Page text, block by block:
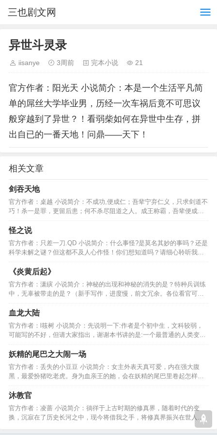
三也剧文网
异世斗灵录
iisanye 3周前 完本小说 21
官方作者：阳光天 小说简介：本是一个生活平凡简
单的屌丝大学毕业男，历经一次车祸后竟不可思议
般穿越到了异世？！看弱柴如何在异世中生存，拼
出自已的一番天地！问鼎——天下！
相关文章
剑吞天地
官方作者：桌越 小说简介：不成功,便成仁；吾辈宁弃仁义，只求剑道不
巧！杀一是罪，更留后患；何不杀尽阻道之人。成王称霸，吾辈便成真
理！以求：剑吞天下。…
怪之说
官方作者：只差一刀.QD 小说简介：什么事怪?是莫名其妙的事吗？还是
科学未解之谜？但这都不及人心作怪！你们想知道吗？请细心聆听我的
故事。故事就此开始！…
《炎黄后起》
官方作者：潇縯 小说简介：神秘的出现和神秘的消失的是？特种兵训练
中，无辜被带走的是？（新手写作，进度慢，前文冗余。各位看官可休
息读作，不适合追逐。）…
血龙大陆
官方作者：l筱树 小说简介：先说明一下:作者是个初中生，文科较弱，
可能写的不好，但请大家指出，谢谢本书讲的是:一个最普通的人类变成
天地间的王者的故事…
妖精的尾巴之大闹一场
官方作者：丢失的小豆豆 小说简介：女主外表天真可爱，内在强大腹
黑，最爱扮猪吃老虎。身为血亲王的她，会在妖精的尾巴里卷起怎样的
风波呢？拭目以待吧...…
沐教官
官方作者：凌蔷 小说简介：徜徉于上古时期的修真界，随着时代的变
换，沉寂在了历史长河之中，现今将借我之手，将修真界振兴在世人眼